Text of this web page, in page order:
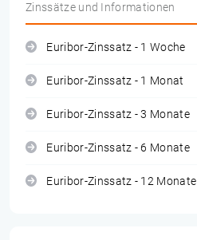
Zinssätze und Informationen
Euribor-Zinssatz - 1 Woche
Euribor-Zinssatz - 1 Monat
Euribor-Zinssatz - 3 Monate
Euribor-Zinssatz - 6 Monate
Euribor-Zinssatz - 12 Monate